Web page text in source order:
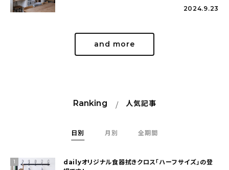
2024.9.23
and more
Ranking 人気記事
日別 月別 全期間
1
dailyオリジナル食器拭きクロス「ハーフサイズ」の登